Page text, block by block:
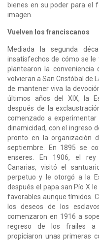
bienes en su poder para el
imagen.
Vuelven los franciscanos
Mediada la segunda
insatisfechos de cómo se le
plantearon la
volvieran a San Cristóbal de
de mantener viva la
últimos años del XIX, la
después de la
comenzado a
dinamicidad, con el ingreso
pronto en la organización
septiembre. En 1895 se
enseres. En 1906, el
Canarias, visitó el
perpetuo y le otorgó a la
después el papa san Pío X
favorables aunque tímidos.
los deseos de los
comenzaron en 1916 a
regreso de los frailes
propiciaron unas primeras